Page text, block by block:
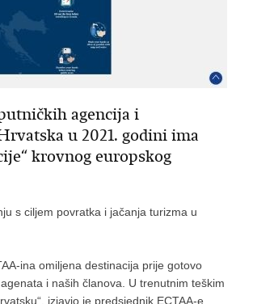
agencija i
u 2021. godini ima
krovnog europskog
s ciljem povratka i jačanja turizma u
ina omiljena destinacija prije gotovo
i naših članova. U trenutnim teškim
izjavio je predsjednik ECTAA-e